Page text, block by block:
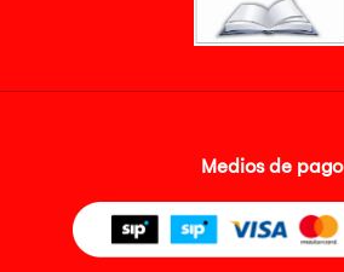
Medios de pago